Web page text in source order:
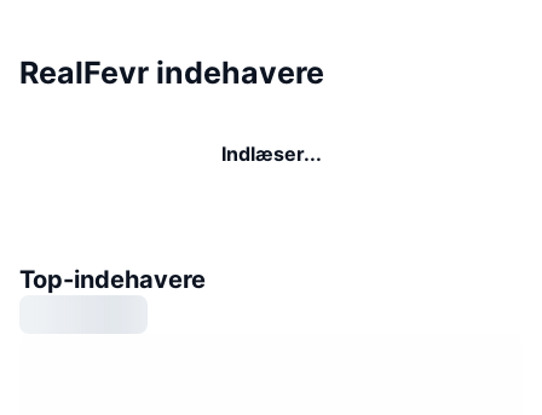
RealFevr indehavere
Indlæser...
Top-indehavere